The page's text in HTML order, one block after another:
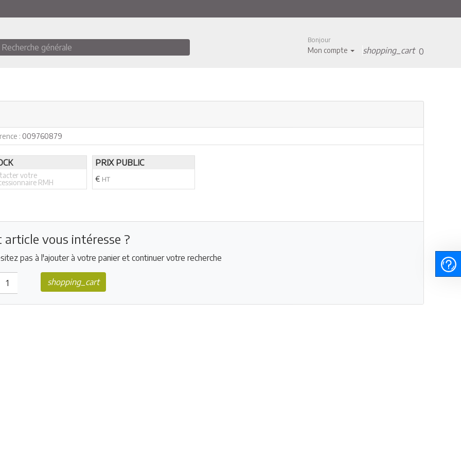
Recherche générale
Bonjour
Mon compte shopping_cart 0
: 009760879
votre
RMH
PRIX PUBLIC
€ HT
article vous intéresse ?
pas à l'ajouter à votre panier et continuer votre recherche
shopping_cart